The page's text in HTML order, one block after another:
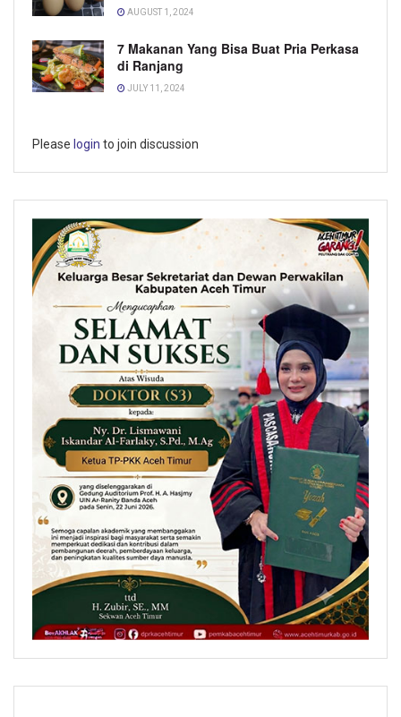
AUGUST 1, 2024
7 Makanan Yang Bisa Buat Pria Perkasa
di Ranjang
JULY 11, 2024
Please login to join discussion